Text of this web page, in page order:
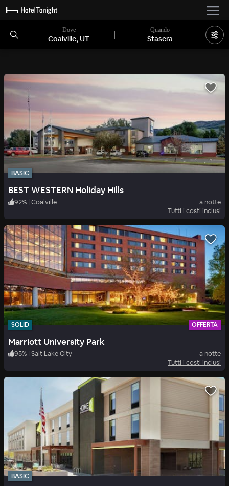
Dove
Coalville, UT
Quando
Stasera
BASIC
BEST WESTERN Holiday Hills
92% | Coalville
a notte
Tutti i costi inclusi
SOLID OFFERTA
Marriott University Park
95% | Salt Lake City
a notte
Tutti i costi inclusi
BASIC